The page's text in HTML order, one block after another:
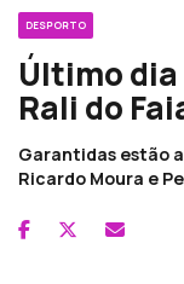
DESPORTO
Último
Rali do
Garantidas estão
Ricardo Moura e